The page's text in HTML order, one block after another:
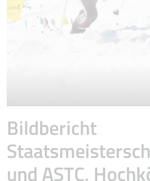
Bildbericht
und ASTC,